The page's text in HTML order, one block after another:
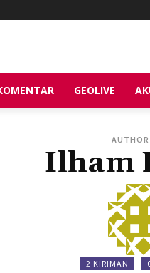
GEOLIVE
AUTHOR
Ilham
2 KIRIMAN